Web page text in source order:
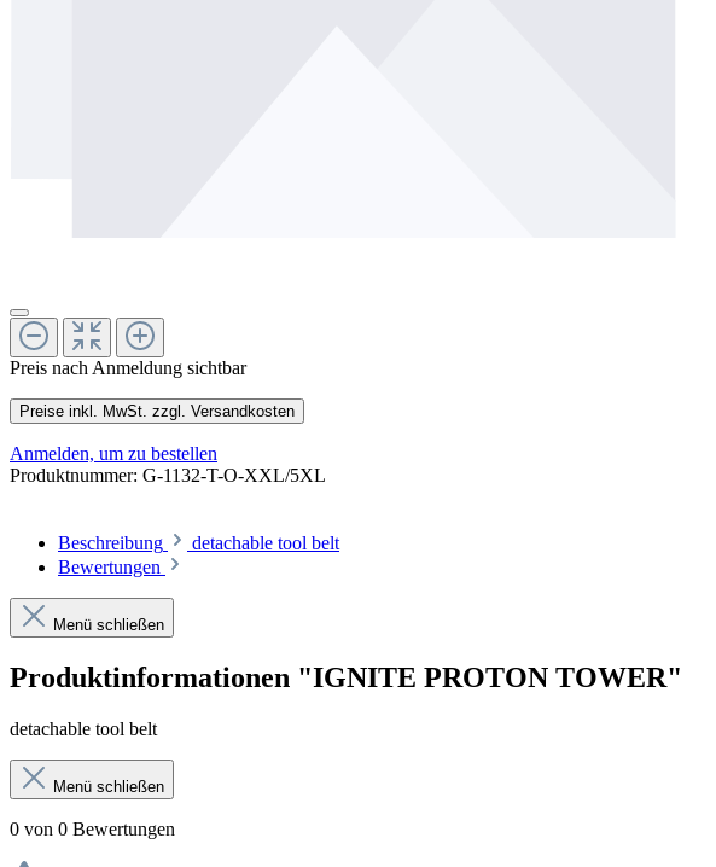
Preis nach Anmeldung sichtbar
Preise inkl. MwSt. zzgl. Versandkosten
Anmelden, um zu bestellen
Produktnummer: G-1132-T-O-XXL/5XL
Beschreibung
detachable tool belt
Bewertungen
Menü schließen
Produktinformationen "IGNITE PROTON TOWER"
detachable tool belt
Menü schließen
0 von 0 Bewertungen